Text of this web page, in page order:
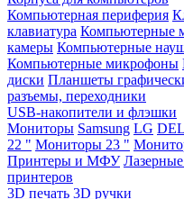
Компьютерная периферия
клавиатура Компьютерные
камеры Компьютерные
Компьютерные микрофоны
диски Планшеты
разъемы, переходники
USB-накопители и флэшки
Мониторы Samsung LG
22 " Мониторы 23 "
Принтеры и МФУ
принтеров
3D печать 3D ручки